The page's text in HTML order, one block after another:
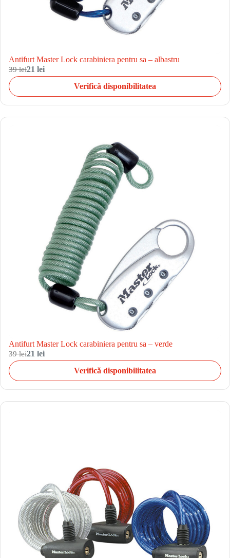
Antifurt Master Lock carabiniera pentru sa – albastru
39 lei21 lei
Verifică disponibilitatea
Antifurt Master Lock carabiniera pentru sa – verde
39 lei21 lei
Verifică disponibilitatea